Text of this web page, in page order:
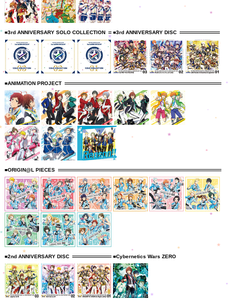
■3rd ANNIVERSARY SOLO COLLECTION ■3rd ANNIVERSARY DISC
■ANIMATION PROJECT
■ORIGIN@L PIECES
■2nd ANNIVERSARY DISC ■Cybernetics Wars ZERO